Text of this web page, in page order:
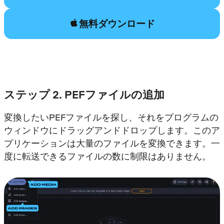
無料ダウンロード
ステップ 2. PEFファイルの追加
変換したいPEFファイルを探し、それをプログラムの
ウィンドウにドラッグアンドドロップします。このア
プリケーションは大量のファイルを変換できます。一
度に転送できるファイルの数に制限はありません。